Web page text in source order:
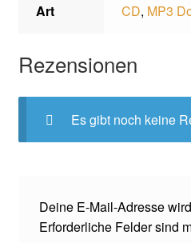
Art CD, MP3
Rezensionen
Es gibt noch keine
Deine E-Mail-Adresse
Erforderliche Felder sind